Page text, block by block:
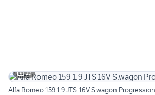
15
Alfa Romeo 159 1.9 JTS 16V S.wagon